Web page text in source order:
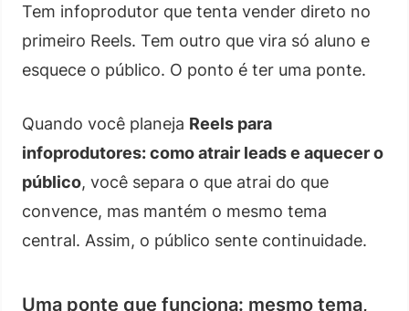
Tem infoprodutor que tenta vender direto no
primeiro Reels. Tem outro que vira só aluno e
esquece o público. O ponto é ter uma ponte.
Quando você planeja Reels para
infoprodutores: como atrair leads e aquecer o
público, você separa o que atrai do que
convence, mas mantém o mesmo tema
central. Assim, o público sente continuidade.
Uma ponte que funciona: mesmo tema,